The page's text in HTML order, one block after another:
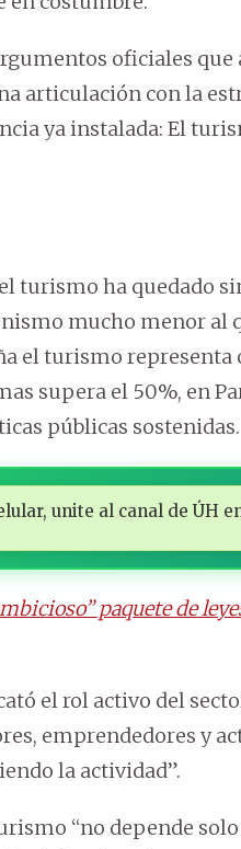
oficiales
articulación con la
ya instalada: El
turismo ha quedado
mucho menor al
el turismo representa
supera el 50%, en
públicas sostenidas.
unite al canal de ÚH
paquete de
el rol activo del
emprendedores y
la actividad”.
“no depende